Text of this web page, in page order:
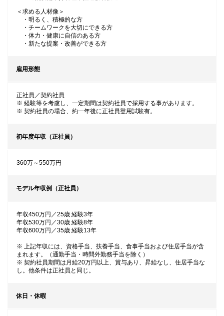
＜求める人材像＞
・明るく、積極的な方
・チームワークを大切にできる方
・体力・健康に自信のある方
・新たな提案・改善ができる方
雇用形態
正社員／契約社員
※ 経験等を考慮し、一定期間は契約社員で採用する事があります。
※ 契約社員の場合、約一年後に正社員登用試験有。
初年度年収（正社員）
360万～550万円
モデル年収例（正社員）
年収450万円／25歳 経験3年
年収530万円／30歳 経験8年
年収600万円／35歳 経験13年
※ 上記年収には、資格手当、扶養手当、食事手当および住居手当が含
まれます。（通勤手当・時間外勤務手当を除く）
※ 契約社員期間は月給20万円以上、賞与あり、昇給なし、住居手当な
し。他条件は正社員と同じ。
休日・休暇